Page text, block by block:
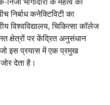
कनेक्टिविटी का
विश्वविद्यालय, चिकित्सा कॉलेज
क्षेत्रों पर केंद्रित अनुसंधान
इस प्रयास में एक प्रमुख
देता है।